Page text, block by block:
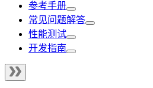
参考手册
常见问题解答
性能测试
开发指南